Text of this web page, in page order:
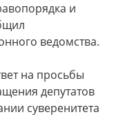
и
ведомства.
на просьбы
депутатов
суверенитета